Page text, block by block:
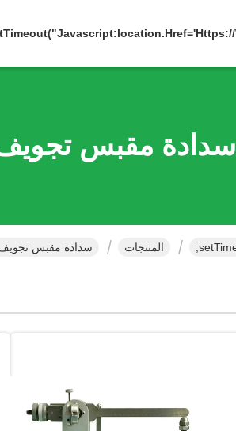
سدادة مقبس تجويف
المنتجات سدادة مقبس تجويف